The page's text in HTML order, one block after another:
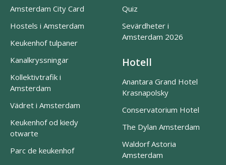
Amsterdam City Card
Hostels i Amsterdam
Keukenhof tulpaner
Kanalkryssningar
Kollektivtrafik i
Amsterdam
Vädret i Amsterdam
Keukenhof od kiedy
otwarte
Parc de keukenhof
Quiz
Sevärdheter i
Amsterdam 2026
Hotell
Anantara Grand Hotel
Krasnapolsky
Conservatorium Hotel
The Dylan Amsterdam
Waldorf Astoria
Amsterdam